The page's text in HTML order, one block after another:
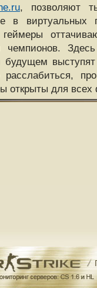
, позволяют
в виртуальных
чемпионов.
будущем
расслабиться,
открыты для всех